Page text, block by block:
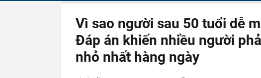
đăng ký vào nhóm 500
Lịch chốt quyền cổ tức
tức tiền mặt cao nhất 100%
00:02
"Sự thật" về đại gia tâm
Chuyên gia chỉ ra một tín
vào nhịp sóng mới
Vì sao người sau 50 tuổi dễ
Đáp án khiến nhiều người
nhỏ nhất hàng ngày